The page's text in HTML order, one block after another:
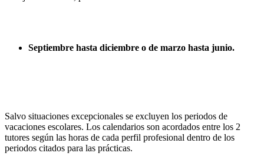
Septiembre hasta diciembre o de marzo hasta junio.
Salvo situaciones excepcionales se excluyen los periodos de
vacaciones escolares. Los calendarios son acordados entre los 2
tutores según las horas de cada perfil profesional dentro de los
periodos citados para las prácticas.